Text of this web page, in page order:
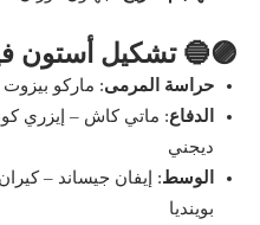
🟣🔵 تشكيل أستون فيلا
حراسة المرمى: ماركو بيزوت
الدفاع: ماتي كاش – إيزري
ديجني
الوسط: إيفان جيساند – كيران
بوينديا